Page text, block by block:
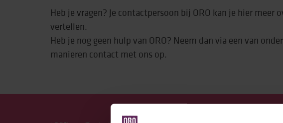
Heb je vragen? Je contactpersoon bij ORO kan je hier meer
vertellen.
Heb je nog geen hulp van ORO? Neem dan via een van
manieren contact met ons op.